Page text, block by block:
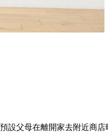
設父母在離開家去附近商店